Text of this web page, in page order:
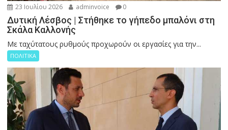
23 Ιουλίου 2026 adminvoice 0
Δυτική Λέσβος | Στήθηκε το γήπεδο μπαλόνι στη
Σκάλα Καλλονής
Με ταχύτατους ρυθμούς προχωρούν οι εργασίες για την...
ΠΟΛΙΤΙΚΑ